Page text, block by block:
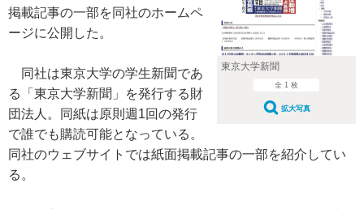
東京大学新聞
全 1 枚
拡大写真
掲載記事の一部を同社のホームペ
ージに公開した。
同社は東京大学の学生新聞であ
る「東京大学新聞」を発行する財
団法人。同紙は原則週1回の発行
で誰でも購読可能となっている。
同社のウェブサイトでは紙面掲載記事の一部を紹介してい
る。